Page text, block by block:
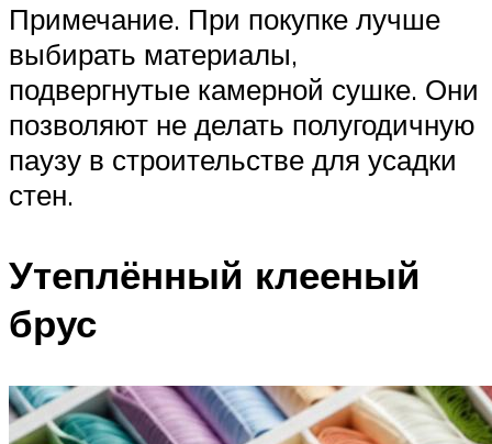
Примечание. При покупке лучше
выбирать материалы,
подвергнутые камерной сушке. Они
позволяют не делать полугодичную
паузу в строительстве для усадки
стен.
Утеплённый клееный
брус